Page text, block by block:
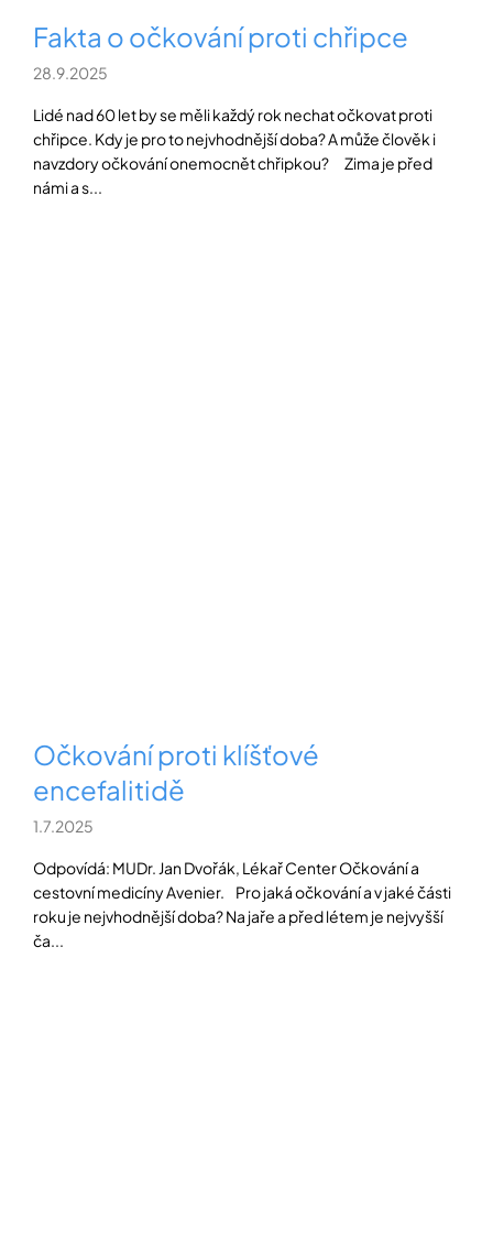
Fakta o očkování proti chřipce
28.9.2025
Lidé nad 60 let by se měli každý rok nechat očkovat proti
chřipce. Kdy je pro to nejvhodnější doba? A může člověk i
navzdory očkování onemocnět chřipkou? Zima je před
námi a s...
Očkování proti klíšťové
encefalitidě
1.7.2025
Odpovídá: MUDr. Jan Dvořák, Lékař Center Očkování a
cestovní medicíny Avenier. Pro jaká očkování a v jaké části
roku je nejvhodnější doba? Na jaře a před létem je nejvyšší
ča...